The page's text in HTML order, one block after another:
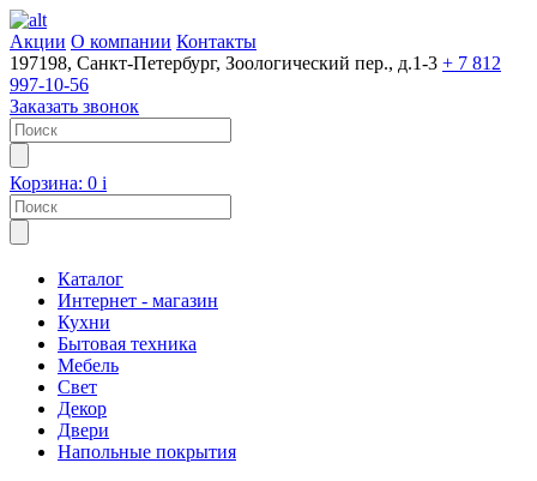
Акции О компании Контакты
197198, Санкт-Петербург, Зоологический пер., д.1-3 + 7 812
997-10-56
Заказать звонок
Корзина: 0 i
Каталог
Интернет - магазин
Кухни
Бытовая техника
Мебель
Свет
Декор
Двери
Напольные покрытия